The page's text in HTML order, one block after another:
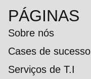
PÁGINAS
Sobre nós
Cases de sucesso
Serviços de T.I